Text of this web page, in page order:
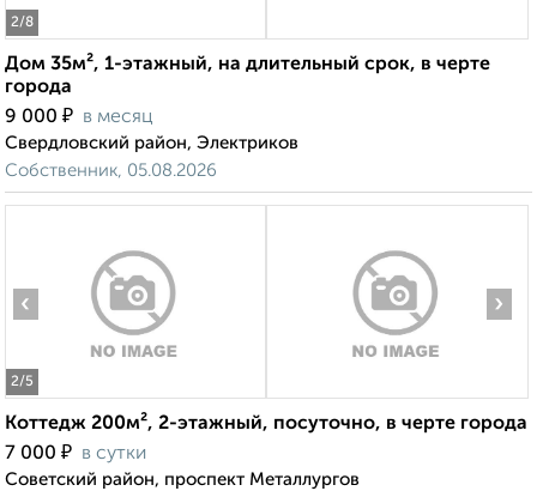
2/8
Дом 35м², 1-этажный, на длительный срок, в черте
города
9 000 ₽ в месяц
Свердловский район, Электриков
Собственник, 05.08.2026
2/5
‹ ›
Коттедж 200м², 2-этажный, посуточно, в черте города
7 000 ₽ в сутки
Советский район, проспект Металлургов